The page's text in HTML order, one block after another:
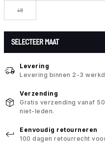
48
SELECTEER MAAT
Levering
Levering binnen 2-3
Verzending
Gratis verzending vanaf
niet-leden.
Eenvoudig retourneren
100 dagen retourrecht